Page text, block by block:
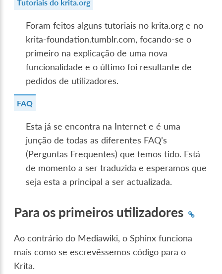
Tutoriais do krita.org
Foram feitos alguns tutoriais no krita.org e no
krita-foundation.tumblr.com, focando-se o
primeiro na explicação de uma nova
funcionalidade e o último foi resultante de
pedidos de utilizadores.
FAQ
Esta já se encontra na Internet e é uma
junção de todas as diferentes FAQ’s
(Perguntas Frequentes) que temos tido. Está
de momento a ser traduzida e esperamos que
seja esta a principal a ser actualizada.
Para os primeiros utilizadores
Ao contrário do Mediawiki, o Sphinx funciona
mais como se escrevêssemos código para o
Krita.